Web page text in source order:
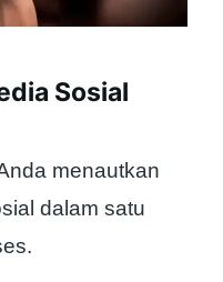
Sosial
menautkan
dalam satu